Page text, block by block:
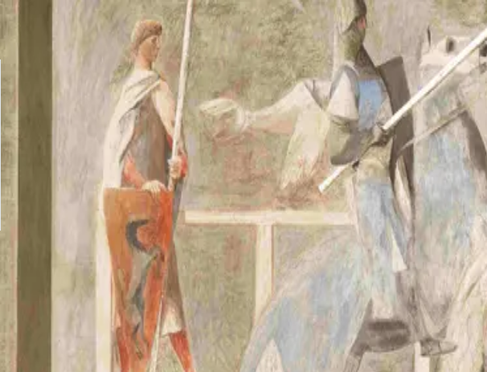
Aperitivo al Due Torri
Lasciati conquistare dal fascino senza tempo del Due Torri Hotel e vivi l’aperitivo
nostro bar storico ti accoglie con un’atmosfera raffinata, cocktail d’autore e una
Cocktail signature e classici intramontabili Vini e bollicine d’eccellenza Stuzzicheria
appuntamento tra amici o un momento di relax dopo la giornata, il Due Torri Bar è il
Aggiungi al carrello
Valido per
ConsegnaFAQ Informativa sulla privacy
Termini e condizioni